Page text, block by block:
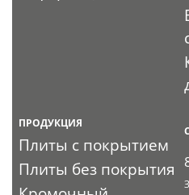
ПРОДУКЦИЯ
Плиты с покрытием
Плиты без покрытия